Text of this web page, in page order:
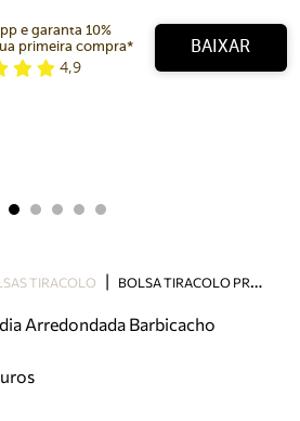
e garanta 10%
primeira compra*
4,9
BAIXAR
TIRACOLO B
OLSA TIRACOLO PRETA MÉDIA ARREDONDADA BARBICACHO
Arredondada Barbicacho